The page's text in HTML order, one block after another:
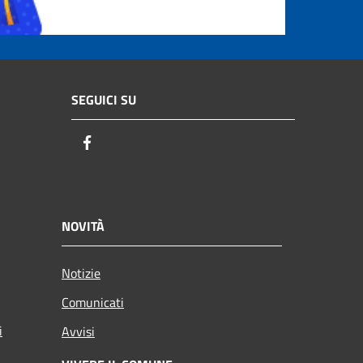
SEGUICI SU
NOVITÀ
Notizie
Comunicati
Avvisi